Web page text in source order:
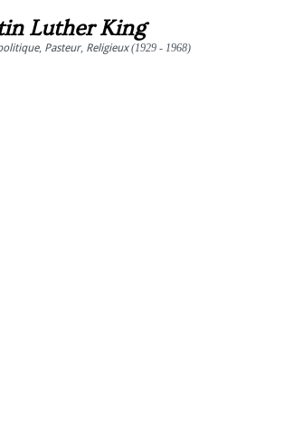
Luther King
, Pasteur, Religieux(1929 - 1968)